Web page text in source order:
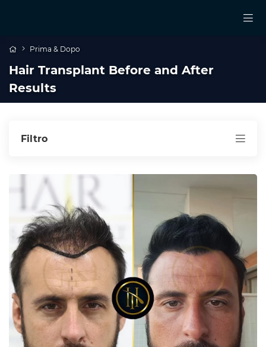
Prima & Dopo
Hair Transplant Before and After
Results
Filtro